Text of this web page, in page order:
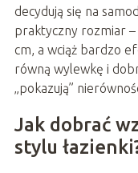
decydują się na
praktyczny rozmiar –
cm, a wciąż bardzo
równą wylewkę i
„pokazują”
Jak dobrać
stylu